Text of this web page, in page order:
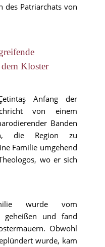
des Patriarchats von
Kloster
Anfang der
von einem
Banden
die Region zu
Familie umgehend
wo er sich
wurde vom
geheißen und fand
Obwohl
wurde, kam